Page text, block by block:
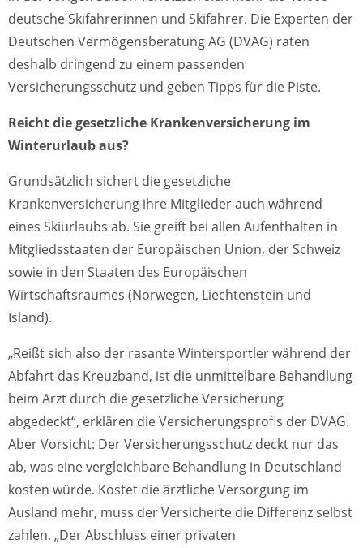
deutsche Skifahrerinnen und Skifahrer. Die Experten der
Deutschen Vermögensberatung AG (DVAG) raten
deshalb dringend zu einem passenden
Versicherungsschutz und geben Tipps für die Piste.
Reicht die gesetzliche Krankenversicherung im
Winterurlaub aus?
Grundsätzlich sichert die gesetzliche
Krankenversicherung ihre Mitglieder auch während
eines Skiurlaubs ab. Sie greift bei allen Aufenthalten in
Mitgliedsstaaten der Europäischen Union, der Schweiz
sowie in den Staaten des Europäischen
Wirtschaftsraumes (Norwegen, Liechtenstein und
Island).
„Reißt sich also der rasante Wintersportler während der
Abfahrt das Kreuzband, ist die unmittelbare Behandlung
beim Arzt durch die gesetzliche Versicherung
abgedeckt“, erklären die Versicherungsprofis der DVAG.
Aber Vorsicht: Der Versicherungsschutz deckt nur das
ab, was eine vergleichbare Behandlung in Deutschland
kosten würde. Kostet die ärztliche Versorgung im
Ausland mehr, muss der Versicherte die Differenz selbst
zahlen. „Der Abschluss einer privaten